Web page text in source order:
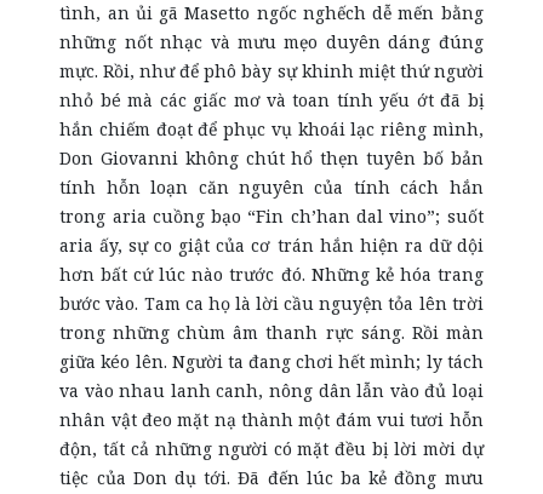
tình, an ủi gã Masetto ngốc nghếch dễ mến bằng
những nốt nhạc và mưu mẹo duyên dáng đúng
mực. Rồi, như để phô bày sự khinh miệt thứ người
nhỏ bé mà các giấc mơ và toan tính yếu ớt đã bị
hắn chiếm đoạt để phục vụ khoái lạc riêng mình,
Don Giovanni không chút hổ thẹn tuyên bố bản
tính hỗn loạn căn nguyên của tính cách hắn
trong aria cuồng bạo “Fin ch’han dal vino”; suốt
aria ấy, sự co giật của cơ trán hắn hiện ra dữ dội
hơn bất cứ lúc nào trước đó. Những kẻ hóa trang
bước vào. Tam ca họ là lời cầu nguyện tỏa lên trời
trong những chùm âm thanh rực sáng. Rồi màn
giữa kéo lên. Người ta đang chơi hết mình; ly tách
va vào nhau lanh canh, nông dân lẫn vào đủ loại
nhân vật đeo mặt nạ thành một đám vui tươi hỗn
độn, tất cả những người có mặt đều bị lời mời dự
tiệc của Don dụ tới. Đã đến lúc ba kẻ đồng mưu